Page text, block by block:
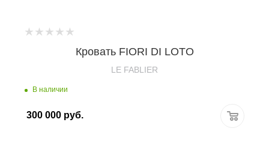
Кровать FIORI DI LOTO
LE FABLIER
В наличии
300 000 руб.